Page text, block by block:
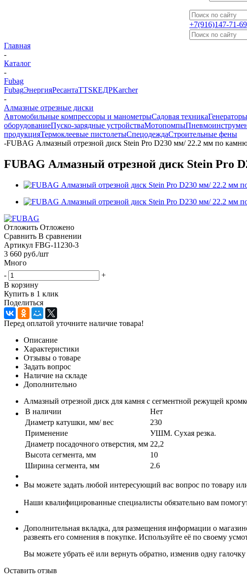
+7(916)147-71-69
Главная
-
Каталог
-
Fubag
FubagЭнергияРесантаTTSКЕДРKarcher
-
Алмазные отрезные диски
Автомобильные компрессоры и манометрыСадовая техника
оборудованиеПуско-зарядные устройстваМотопомпы
продукцияТермоклеевые пистолетыСпецодеждаСтроительные фены
-FUBAG Алмазный отрезной диск Stein Pro D230 мм/ 22.2 мм по
FUBAG Алмазный отрезной диск Stein Pro
Отложить Отложено
Сравнить В сравнении
Артикул FBG-11230-3
3 660 руб./шт
Много
-
+
В корзину
Купить в 1 клик
Поделиться
Перед оплатой уточните наличие товара!
Описание
Характеристики
Отзывы о товаре
Задать вопрос
Наличие на складе
Дополнительно
Алмазный отрезной диск для камня с сегментной режущей
В наличии
Нет
Диаметр катушки, мм/ вес
230
Применение
УШМ. Сухая резка.
Диаметр посадочного отверстия, мм 22,2
Высота сегмента, мм
10
Ширина сегмента, мм
2.6
Вы можете задать любой интересующий вас вопрос по товару
Наши квалифицированные специалисты обязательно вам
Дополнительная вкладка, для размещения информации о
развеять его сомнения в покупке. Используйте её по своему
Вы можете убрать её или вернуть обратно, изменив одну
Оставить отзыв